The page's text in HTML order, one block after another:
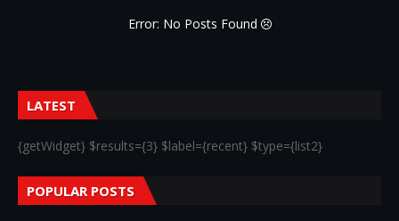
Error: No Posts Found
LATEST
{getWidget} $results={3} $label={recent} $type={list2}
POPULAR POSTS